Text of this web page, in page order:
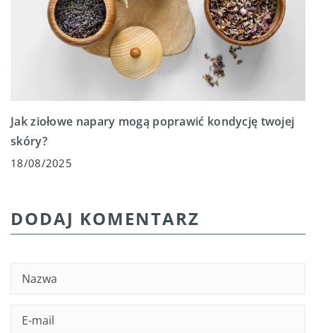
Jak ziołowe napary mogą poprawić kondycję twojej
skóry?
18/08/2025
DODAJ KOMENTARZ